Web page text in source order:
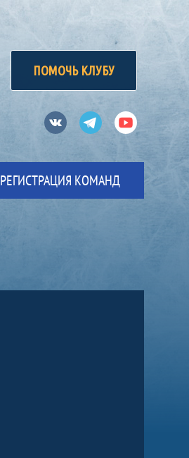
ПОМОЧЬ КЛУБУ
ВконтактеТелеграмЮтуб
РЕГИСТРАЦИЯ КОМАНД